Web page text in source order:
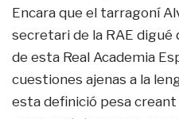
Encara que el tarragoní
secretari de la RAE digué
de esta Real Academia
cuestiones ajenas a la
esta definició pesa